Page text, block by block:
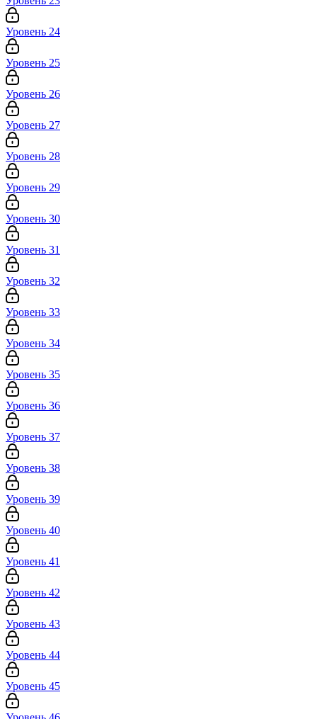
Уровень 24
Уровень 25
Уровень 26
Уровень 27
Уровень 28
Уровень 29
Уровень 30
Уровень 31
Уровень 32
Уровень 33
Уровень 34
Уровень 35
Уровень 36
Уровень 37
Уровень 38
Уровень 39
Уровень 40
Уровень 41
Уровень 42
Уровень 43
Уровень 44
Уровень 45